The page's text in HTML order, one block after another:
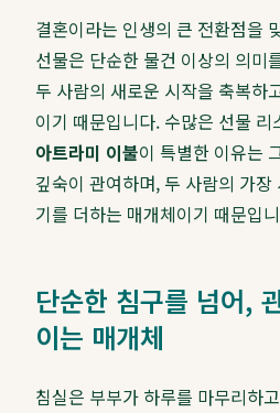
결혼이라는 인생의 큰 전환점을
선물은 단순한 물건 이상의 의미
두 사람의 새로운 시작을 축복하
이기 때문입니다. 수많은 선물
아트라미 이불이 특별한 이유는
깊숙이 관여하며, 두 사람의 가
기를 더하는 매개체이기 때문입
단순한 침구를 넘어,
이는 매개체
침실은 부부가 하루를 마무리하